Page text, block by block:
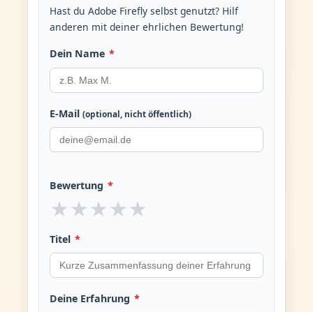
Hast du Adobe Firefly selbst genutzt? Hilf
anderen mit deiner ehrlichen Bewertung!
Dein Name *
E-Mail (optional, nicht öffentlich)
Bewertung *
★ ★ ★ ★ ★
Titel *
Deine Erfahrung *